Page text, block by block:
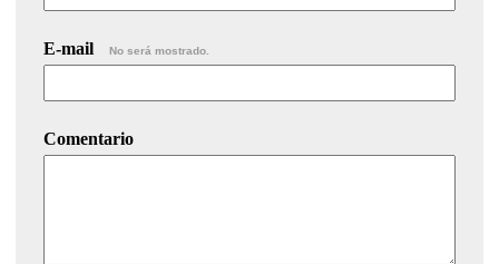
E-mail No será mostrado.
Comentario